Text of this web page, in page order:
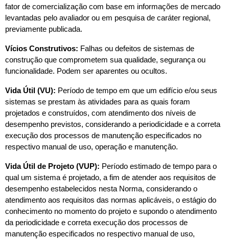
fator de comercialização com base em informações de mercado
levantadas pelo avaliador ou em pesquisa de caráter regional,
previamente publicada.
Vícios Construtivos: Falhas ou defeitos de sistemas de
construção que comprometem sua qualidade, segurança ou
funcionalidade. Podem ser aparentes ou ocultos.
Vida Útil (VU): Período de tempo em que um edifício e/ou seus
sistemas se prestam às atividades para as quais foram
projetados e construídos, com atendimento dos níveis de
desempenho previstos, considerando a periodicidade e a correta
execução dos processos de manutenção especificados no
respectivo manual de uso, operação e manutenção.
Vida Útil de Projeto (VUP): Período estimado de tempo para o
qual um sistema é projetado, a fim de atender aos requisitos de
desempenho estabelecidos nesta Norma, considerando o
atendimento aos requisitos das normas aplicáveis, o estágio do
conhecimento no momento do projeto e supondo o atendimento
da periodicidade e correta execução dos processos de
manutenção especificados no respectivo manual de uso,